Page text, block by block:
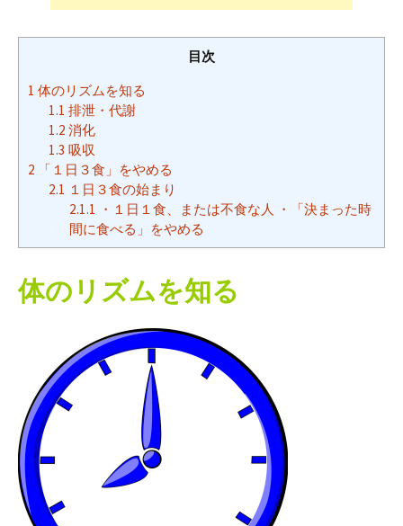
目次
1 体のリズムを知る
1.1 排泄・代謝
1.2 消化
1.3 吸収
2 「１日３食」をやめる
2.1 １日３食の始まり
2.1.1 ・１日１食、または不食な人 ・「決まった時
間に食べる」をやめる
体のリズムを知る